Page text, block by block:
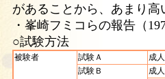
があることから、あまり
・峯崎フミコらの報告（
○試験方法
被験者 試験Ａ
成
試験Ｂ
成